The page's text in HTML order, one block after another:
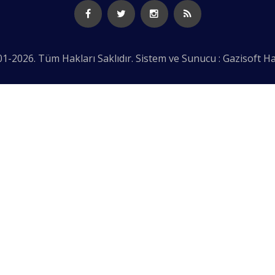
2026. Tüm Hakları Saklıdır. Sistem ve Sunucu : Gazisoft